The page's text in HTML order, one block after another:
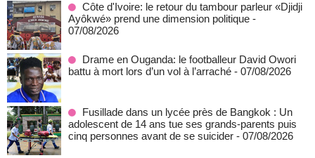
Côte d'Ivoire: le retour du tambour parleur «Djidji
Ayôkwé» prend une dimension politique -
07/08/2026
Drame en Ouganda: le footballeur David Owori
battu à mort lors d’un vol à l’arraché - 07/08/2026
Fusillade dans un lycée près de Bangkok : Un
adolescent de 14 ans tue ses grands-parents puis
cinq personnes avant de se suicider - 07/08/2026